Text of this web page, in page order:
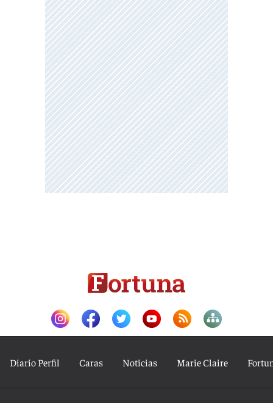
Diario Perfil Caras Noticias Marie Claire